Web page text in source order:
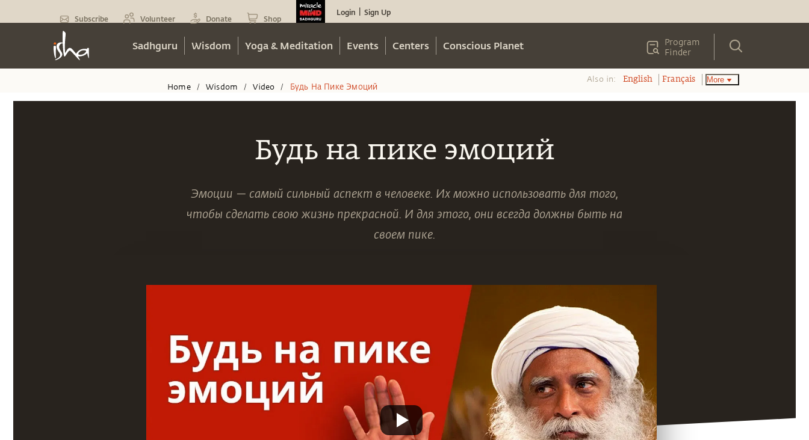
Subscribe Volunteer Donate Shop
Login Sign Up
Sadhguru Wisdom Yoga & Meditation Events Centers Conscious Planet
Program
Finder
Home / Wisdom / Video / Будь На Пике Эмоций
Also in: English Français More
Будь на пике эмоций
Эмоции — самый сильный аспект в человеке. Их можно использовать для того,
чтобы сделать свою жизнь прекрасной. И для этого, они всегда должны быть на
своем пике.